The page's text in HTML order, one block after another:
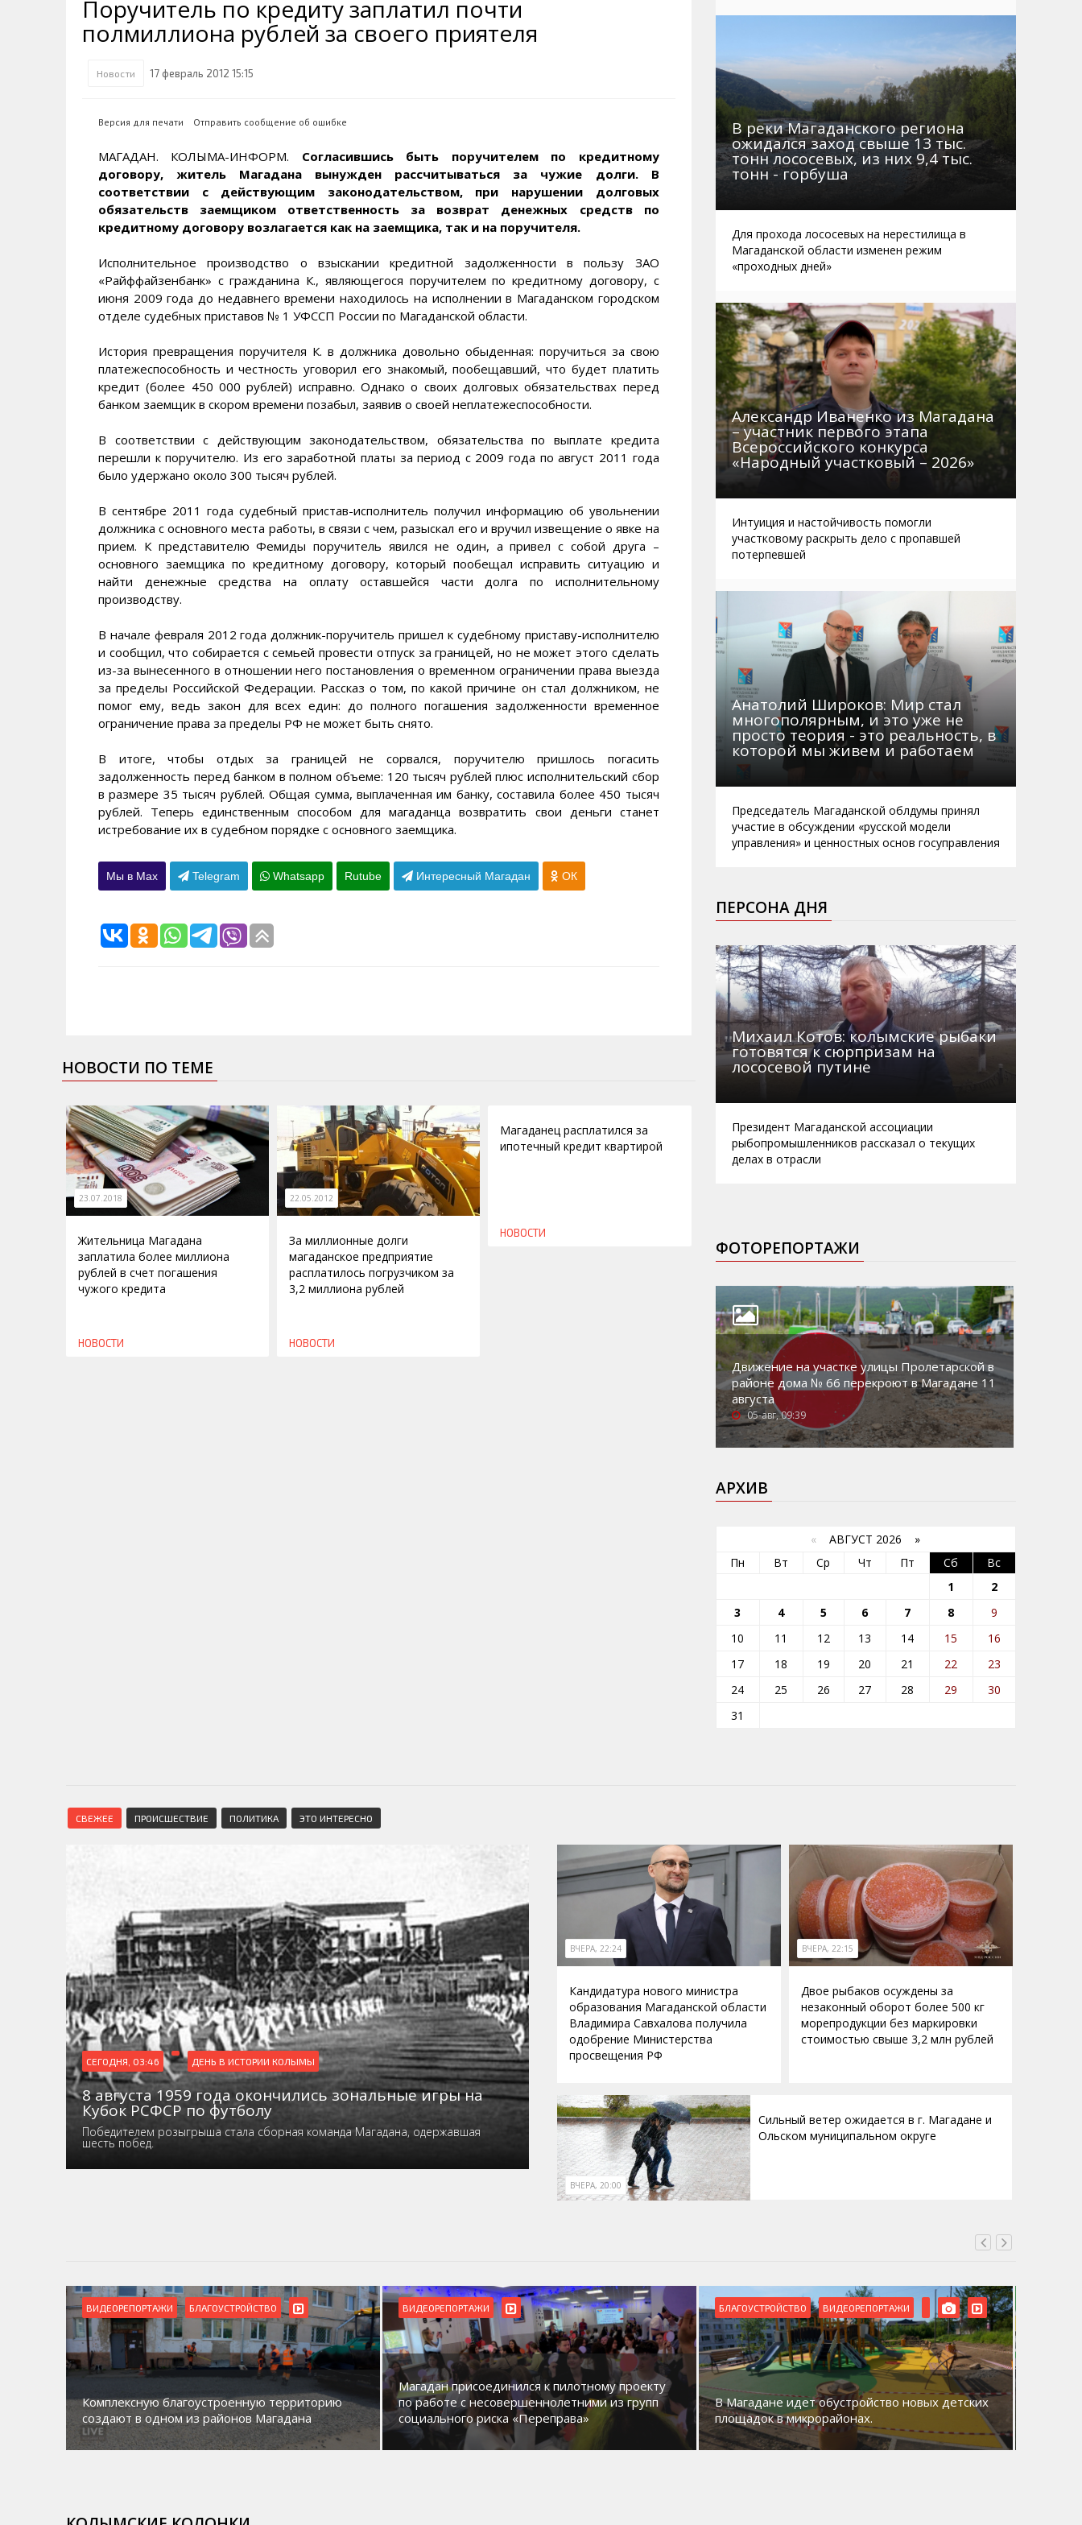
Транспортная инфраструктура
Их надо знать. Галерея славы
Достопримечательности
Туристическик маршруты
Интерактивная карта
Песни о Колыме
Автобусы Магадан – Аэропорт
Таблица приливов отливов
Губернатор
Наркоте нет
Аэропорт Магадан
Сельское хозяйство
Аварии ДТП
Кванториум
Визит
Горнолыжная школа
Не мусорить
Браконьеры
Поручитель по кредиту заплатил почти
полмиллиона рублей за своего приятеля
Новости 17 февраль 2012 15:15
Версия для печати Отправить сообщение об ошибке
МАГАДАН. КОЛЫМА-ИНФОРМ. Согласившись быть поручителем по кредитному
договору, житель Магадана вынужден рассчитываться за чужие долги. В
соответствии с действующим законодательством, при нарушении долговых
обязательств заемщиком ответственность за возврат денежных средств по
кредитному договору возлагается как на заемщика, так и на поручителя.
Исполнительное производство о взыскании кредитной задолженности в пользу ЗАО
«Райффайзенбанк» с гражданина К., являющегося поручителем по кредитному договору, с
июня 2009 года до недавнего времени находилось на исполнении в Магаданском городском
отделе судебных приставов № 1 УФССП России по Магаданской области.
История превращения поручителя К. в должника довольно обыденная: поручиться за свою
платежеспособность и честность уговорил его знакомый, пообещавший, что будет платить
кредит (более 450 000 рублей) исправно. Однако о своих долговых обязательствах перед
банком заемщик в скором времени позабыл, заявив о своей неплатежеспособности.
В соответствии с действующим законодательством, обязательства по выплате кредита
перешли к поручителю. Из его заработной платы за период с 2009 года по август 2011 года
было удержано около 300 тысяч рублей.
В сентябре 2011 года судебный пристав-исполнитель получил информацию об увольнении
должника с основного места работы, в связи с чем, разыскал его и вручил извещение о явке на
прием. К представителю Фемиды поручитель явился не один, а привел с собой друга –
основного заемщика по кредитному договору, который пообещал исправить ситуацию и
найти денежные средства на оплату оставшейся части долга по исполнительному
производству.
В начале февраля 2012 года должник-поручитель пришел к судебному приставу-исполнителю
и сообщил, что собирается с семьей провести отпуск за границей, но не может этого сделать
из-за вынесенного в отношении него постановления о временном ограничении права выезда
за пределы Российской Федерации. Рассказ о том, по какой причине он стал должником, не
помог ему, ведь закон для всех един: до полного погашения задолженности временное
ограничение права за пределы РФ не может быть снято.
В итоге, чтобы отдых за границей не сорвался, поручителю пришлось погасить
задолженность перед банком в полном объеме: 120 тысяч рублей плюс исполнительский сбор
в размере 35 тысяч рублей. Общая сумма, выплаченная им банку, составила более 450 тысяч
рублей. Теперь единственным способом для магаданца возвратить свои деньги станет
истребование их в судебном порядке с основного заемщика.
Мы в Max Telegram Whatsapp Rutube Интересный Магадан ОК
НОВОСТИ ПО ТЕМЕ
23.07.2018
Жительница Магадана
заплатила более миллиона
рублей в счет погашения
чужого кредита
НОВОСТИ
22.05.2012
За миллионные долги
магаданское предприятие
расплатилось погрузчиком за
3,2 миллиона рублей
НОВОСТИ
Магаданец расплатился за
ипотечный кредит квартирой
НОВОСТИ
В реки Магаданского региона
ожидался заход свыше 13 тыс.
тонн лососевых, из них 9,4 тыс.
тонн - горбуша
Для прохода лососевых на нерестилища в
Магаданской области изменен режим
«проходных дней»
Александр Иваненко из Магадана
– участник первого этапа
Всероссийского конкурса
«Народный участковый – 2026»
Интуиция и настойчивость помогли
участковому раскрыть дело с пропавшей
потерпевшей
Анатолий Широков: Мир стал
многополярным, и это уже не
просто теория - это реальность, в
которой мы живем и работаем
Председатель Магаданской облдумы принял
участие в обсуждении «русской модели
управления» и ценностных основ госуправления
ПЕРСОНА ДНЯ
Михаил Котов: колымские рыбаки
готовятся к сюрпризам на
лососевой путине
Президент Магаданской ассоциации
рыбопромышленников рассказал о текущих
делах в отрасли
ФОТОРЕПОРТАЖИ
Движение на участке улицы Пролетарской в
районе дома № 66 перекроют в Магадане 11
августа
05-авг, 09:39
АРХИВ
« АВГУСТ 2026 »
Пн
Вт Ср Чт Пт Сб
Вс
1
2
3
4 5 6 7 8
9
10
11 12 13 14 15
16
17
18 19 20 21 22
23
24
25 26 27 28 29
30
31
СВЕЖЕЕ ПРОИСШЕСТВИЕ ПОЛИТИКА ЭТО ИНТЕРЕСНО
СЕГОДНЯ, 03:46 ДЕНЬ В ИСТОРИИ КОЛЫМЫ
8 августа 1959 года окончились зональные игры на
Кубок РСФСР по футболу
Победителем розыгрыша стала сборная команда Магадана, одержавшая
шесть побед.
ВЧЕРА, 22:24
Кандидатура нового министра
образования Магаданской области
Владимира Савхалова получила
одобрение Министерства
просвещения РФ
ВЧЕРА, 22:15
Двое рыбаков осуждены за
незаконный оборот более 500 кг
морепродукции без маркировки
стоимостью свыше 3,2 млн рублей
ВЧЕРА, 20:00
Сильный ветер ожидается в г. Магадане и
Ольском муниципальном округе
ВИДЕОРЕПОРТАЖИ БЛАГОУСТРОЙСТВО
Комплексную благоустроенную территорию
создают в одном из районов Магадана
ВИДЕОРЕПОРТАЖИ
Магадан присоединился к пилотному проекту
по работе с несовершеннолетними из групп
социального риска «Переправа»
БЛАГОУСТРОЙСТВО ВИДЕОРЕПОРТАЖИ
В Магадане идет обустройство новых детских
площадок в микрорайонах.